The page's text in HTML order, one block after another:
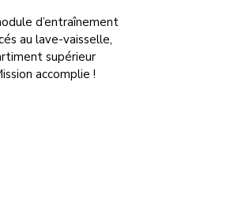
d’entraînement
au lave-vaisselle,
supérieur
accomplie !